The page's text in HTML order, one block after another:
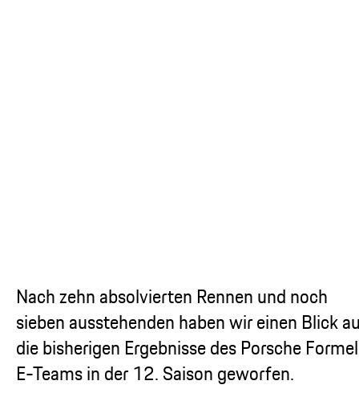
Nach zehn absolvierten Rennen und noch
sieben ausstehenden haben wir einen Blick
die bisherigen Ergebnisse des Porsche
E-Teams in der 12. Saison geworfen.